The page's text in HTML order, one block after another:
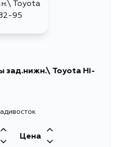
LH103R,
KZH120,
зад.нижн.\ Toyota Hi-
Цена